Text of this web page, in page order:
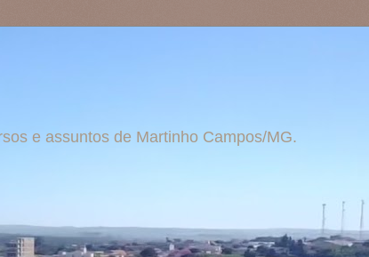
e assuntos de Martinho Campos/MG.